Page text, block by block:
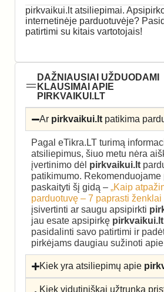
pirkvaikui.lt atsiliepimai.
internetinėje parduotuvėje?
patirtimi su kitais vartotojais!
DAŽNIAUSIAI UŽDUODAMI
KLAUSIMAI APIE
PIRKVAIKUI.LT
Ar pirkvaikui.lt patikima
Pagal eTikra.LT turimą
atsiliepimus, šiuo metu nėra
įvertinimo dėl pirkvaikui.lt
patikimumo. Rekomenduojame
paskaityti šį gidą – „Kaip
parduotuvę – 7 paprasti ženklai
įsivertinti ar saugu apsipirkti
jau esate apsipirkę pirkvaikui.lt
pasidalinti savo patirtimi ir
pirkėjams daugiau sužinoti
Kiek yra atsiliepimų apie
Kiek vidutiniškai užtrunka